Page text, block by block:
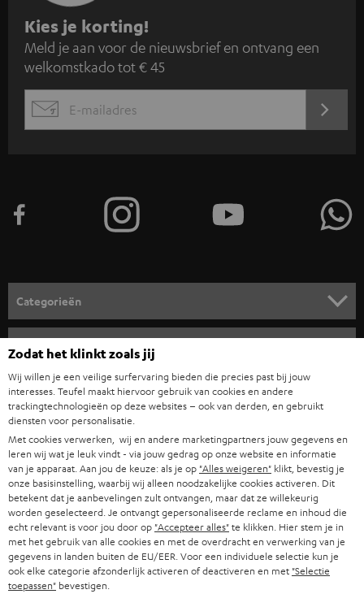
A
a
n
m
e
n
o
r
n
e
u
w
s
b
r
i
e
f
Kies je korting!
Meld je aan voor de nieuwsbrief en ontvang een
welkomstkado tot € 45
EMAIL
Categorieën
HOME CINEMA SPEAKERS
COMPLETE SYSTEMEN
SOUNDBARS
HIFI-SPEAKERS
SMART HOME
BLUETOOTH
KOPTELEFOONS
BLUETOOTH KOPTELEFOONS
Bedrijf
SUPPORT
CARRIÈRE
PERS & MARKETING
B2B
PARTNERPROGRAMMA
BLOG
Teufel online shops
DUITSLAND
OOSTENRIJK
ZWITSERLAND
NEDERLAND
Zodat het klinkt zoals jij
Wij willen je een veilige surfervaring bieden die precies past bij jouw
interesses. Teufel maakt hiervoor gebruik van cookies en andere
trackingtechnologieën op deze websites – ook van derden, en gebruikt
diensten voor personalisatie.
Met cookies verwerken, wij en andere marketingpartners jouw gegevens en
leren wij wat je leuk vindt - via jouw gedrag op onze website en informatie
van je apparaat. Aan jou de keuze: als je op "Alles weigeren" klikt, bevestig je
onze basisinstelling, waarbij wij alleen noodzakelijke cookies activeren. Dit
betekent dat je aanbevelingen zult ontvangen, maar dat ze willekeurig
worden geselecteerd. Je ontvangt gepersonaliseerde reclame en inhoud die
echt relevant is voor jou door op "Accepteer alles"te klikken. Hier stem je in
met het gebruik van alle cookies en met de overdracht en verwerking van je
gegevens in landen buiten de EU/EER. Voor een individuele selectie kun je
ook elke categorie afzonderlijk activeren of deactiveren en met "Selectie
toepassen" bevestigen.